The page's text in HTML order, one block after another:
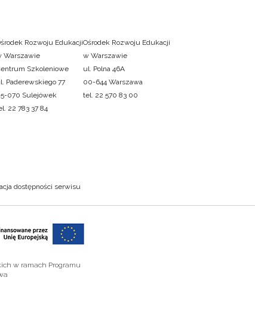
Rozwoju Edukacji
Warszawie
Szkoleniowe
Paderewskiego 77
070 Sulejówek
22 783 37 84
Ośrodek Rozwoju Edukacji
w Warszawie
ul. Polna 46A
00-644 Warszawa
tel. 22 570 83 00
dostępności serwisu
w ramach Programu